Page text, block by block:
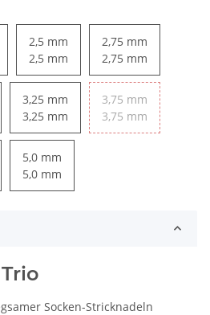
2,5 mm
2,5 mm
2,75 mm
2,75 mm
3,25 mm
3,25 mm
3,75 mm
3,75 mm
5,0 mm
5,0 mm
Socken-Stricknadeln